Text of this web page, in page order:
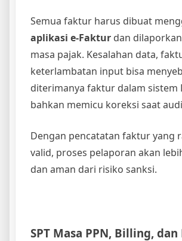
Semua faktur harus dibuat
aplikasi e-Faktur dan
masa pajak. Kesalahan data,
keterlambatan input bisa
diterimanya faktur dalam sistem
bahkan memicu koreksi saat
Dengan pencatatan faktur yang
valid, proses pelaporan akan
dan aman dari risiko sanksi.
SPT Masa PPN, Billing,